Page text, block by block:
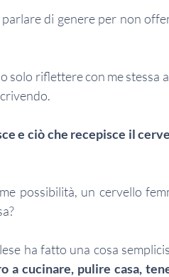
di genere per non
solo riflettere con me stessa
e ciò che recepisce il
possibilità, un cervello
a cucinare, pulire casa,